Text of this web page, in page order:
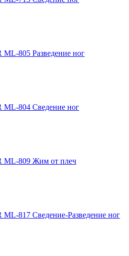
805 Разведение ног
804 Сведение ног
ML-809 Жим от плеч
817 Сведение-Разведение ног